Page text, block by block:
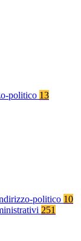
politico 13
politico 10
251